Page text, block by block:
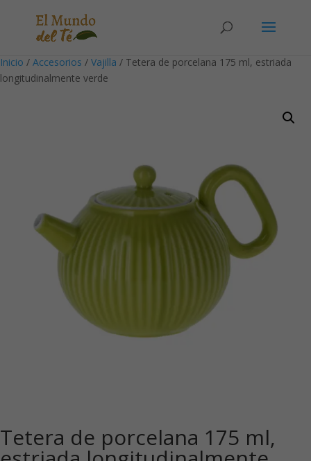
Inicio / Accesorios / Vajilla / Tetera de porcelana 175 ml, estriada
longitudinalmente verde
Tetera de porcelana 175 ml,